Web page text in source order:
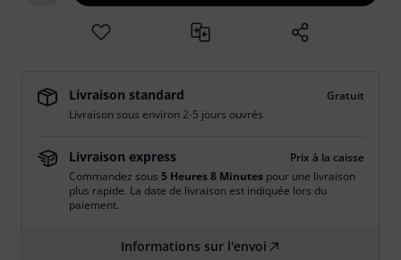
Livraison standard
Gratuit
Livraison sous environ 2-5 jours ouvrés
Livraison express
Prix à la caisse
Commandez sous 5 Heures 8 Minutes pour une livraison
plus rapide. La date de livraison est indiquée lors du
paiement.
Informations sur l'envoi